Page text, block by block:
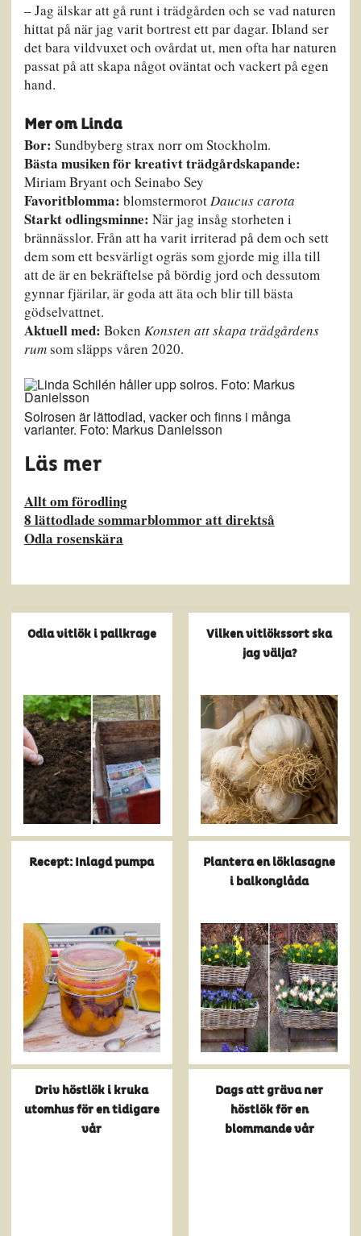
– Jag älskar att gå runt i trädgården och se vad naturen
hittat på när jag varit bortrest ett par dagar. Ibland ser
det bara vildvuxet och ovårdat ut, men ofta har naturen
passat på att skapa något oväntat och vackert på egen
hand.
Mer om Linda
Bor: Sundbyberg strax norr om Stockholm.
Bästa musiken för kreativt trädgårdskapande:
Miriam Bryant och Seinabo Sey
Favoritblomma: blomstermorotDaucus carota
Starkt odlingsminne: När jag insåg storheten i
brännässlor. Från att ha varit irriterad på dem och sett
dem som ett besvärligt ogräs som gjorde mig illa till
att de är en bekräftelse på bördig jord och dessutom
gynnar fjärilar, är goda att äta och blir till bästa
gödselvattnet.
Aktuell med: Boken Konsten att skapa trädgårdens
rumsom släpps våren 2020.
Solrosen är lättodlad, vacker och finns i många
varianter. Foto: Markus Danielsson
Läs mer
Allt om förodling
8 lättodlade sommarblommor att direktså
Odla rosenskära
Odla vitlök i pallkrage
Vilken vitlökssort ska
jag välja?
Recept: Inlagd pumpa
Plantera en löklasagne
i balkonglåda
Driv höstlök i kruka
utomhus för en tidigare
vår
Dags att gräva ner
höstlök för en
blommande vår